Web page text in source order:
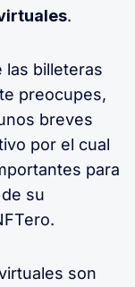
.
las billeteras
preocupes,
breves
por el cual
para
su
son